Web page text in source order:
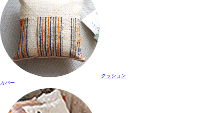
クッション
カバー